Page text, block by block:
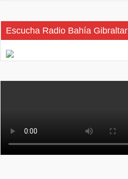
Escucha Radio Bahía Gibraltar